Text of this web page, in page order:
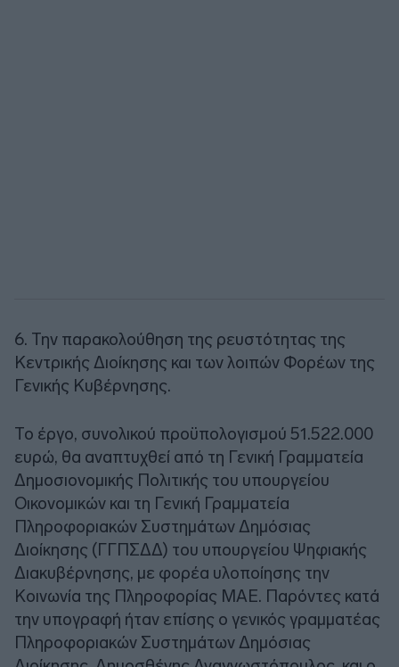
6. Την παρακολούθηση της ρευστότητας της
Κεντρικής Διοίκησης και των λοιπών Φορέων της
Γενικής Κυβέρνησης.
Το έργο, συνολικού προϋπολογισμού 51.522.000
ευρώ, θα αναπτυχθεί από τη Γενική Γραμματεία
Δημοσιονομικής Πολιτικής του υπουργείου
Οικονομικών και τη Γενική Γραμματεία
Πληροφοριακών Συστημάτων Δημόσιας
Διοίκησης (ΓΓΠΣΔΔ) του υπουργείου Ψηφιακής
Διακυβέρνησης, με φορέα υλοποίησης την
Κοινωνία της Πληροφορίας ΜΑΕ. Παρόντες κατά
την υπογραφή ήταν επίσης ο γενικός γραμματέας
Πληροφοριακών Συστημάτων Δημόσιας